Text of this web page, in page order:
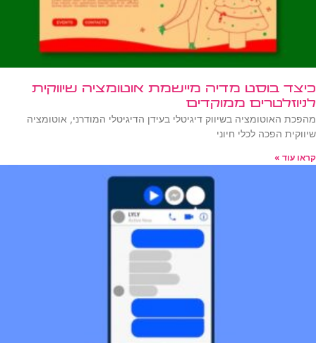
כיצד בוסט מדיה מיישמת אוטומציה שיווקית
לניוזלטרים ממוקדים
מהפכת האוטומציה בשיווק דיגיטלי בעידן הדיגיטלי המודרני, אוטומציה
שיווקית הפכה לכלי חיוני
קראו עוד »